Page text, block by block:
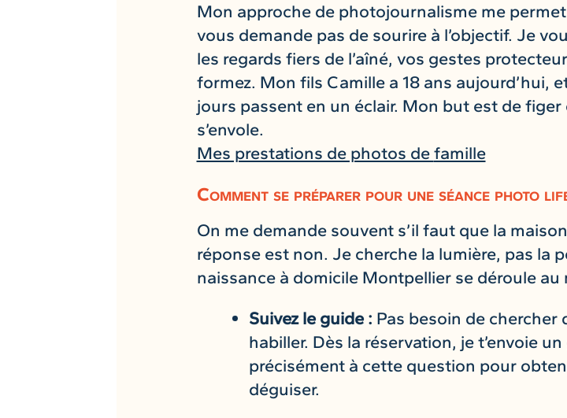
Mon approche de photojournalisme me
vous demande pas de sourire à l’objectif. Je
les regards fiers de l’aîné, vos gestes
formez. Mon fils Camille a 18 ans aujourd’hui,
jours passent en un éclair. Mon but est de figer
s’envole.
Mes prestations de photos defamille
Comment se préparer pour une séance photo
On me demande souvent s’il faut que la
réponse est non. Je cherche la lumière, pas la
naissance à domicile Montpellier se déroule
Suivez le guide : Pas besoin de
habiller. Dès la réservation, je t’envoie
précisément à cette question pour
déguiser.